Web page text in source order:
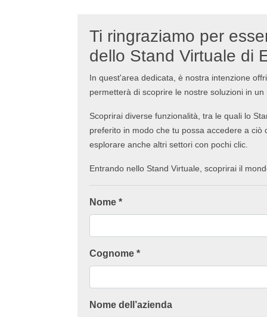
Ti ringraziamo per
dello Stand Virtuale di
In quest'area dedicata, è nostra intenzione
permetterà di scoprire le nostre soluzioni in
Scoprirai diverse funzionalità, tra le quali lo
preferito in modo che tu possa accedere a ciò
esplorare anche altri settori con pochi clic.
Entrando nello Stand Virtuale, scoprirai il
Nome *
Cognome *
Nome dell’azienda